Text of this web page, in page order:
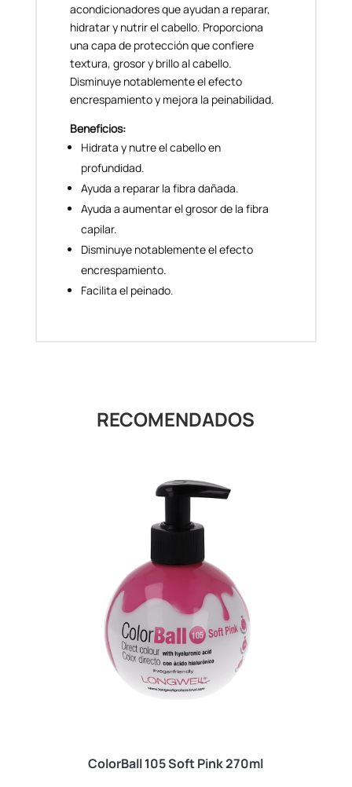
acondicionadores que ayudan a reparar,
hidratar y nutrir el cabello. Proporciona
una capa de protección que confiere
textura, grosor y brillo al cabello.
Disminuye notablemente el efecto
encrespamiento y mejora la peinabilidad.
Beneficios:
Hidrata y nutre el cabello en
profundidad.
Ayuda a reparar la fibra dañada.
Ayuda a aumentar el grosor de la fibra
capilar.
Disminuye notablemente el efecto
encrespamiento.
Facilita el peinado.
RECOMENDADOS
ColorBall 105 Soft Pink 270ml